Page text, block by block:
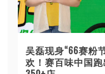
吴磊现身“66赛粉
欢！赛百味中国